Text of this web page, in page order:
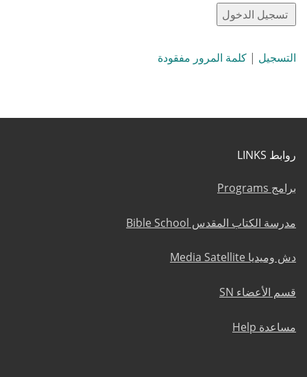
التسجيل | كلمة المرور مفقودة
روابط LINKS
برامج Programs
مدرسة الكتاب المقدس Bible School
دش وميديا Media Satellite
قسم الأعضاء SN
مساعدة Help